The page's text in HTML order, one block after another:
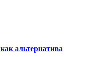
альтернатива